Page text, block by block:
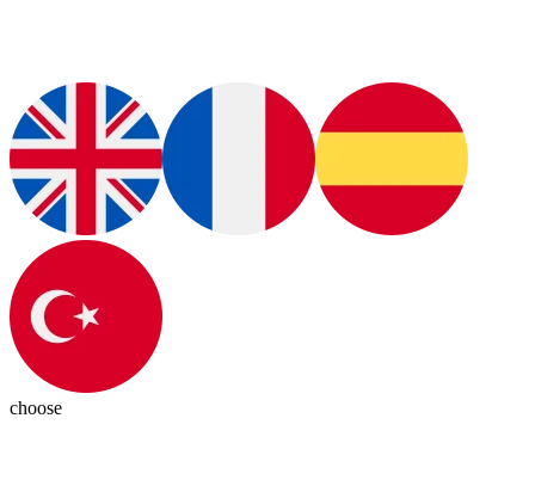
choose